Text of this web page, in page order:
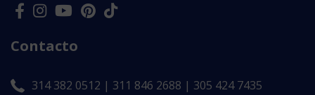
Contacto
314 382 0512 | 311 846 2688 | 305 424 7435